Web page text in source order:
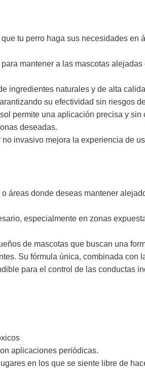
tu perro haga sus necesidades en
mantener a las mascotas
ingredientes naturales y de alta
su efectividad sin riesgos
permite una aplicación precisa y
deseadas.
invasivo mejora la experiencia de
áreas donde deseas mantener
especialmente en zonas
de mascotas que buscan una
Su fórmula única, combinada con
para el control de las conductas
aplicaciones periódicas.
en los que se siente libre de